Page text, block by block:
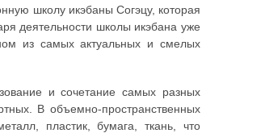
школу икэбаны Согэцу, которая
деятельности школы икэбана уже
из самых актуальных и смелых
и сочетание самых разных
В объемно-пространственных
пластик, бумага, ткань, что